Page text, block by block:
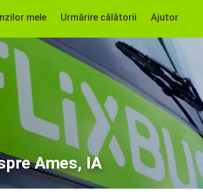
mele Urmărire călătorii Ajutor
Ames, IA